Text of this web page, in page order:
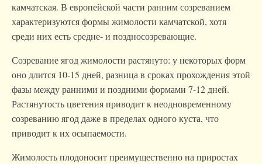
камчатская. В европейской части ранним созреванием
характеризуются формы жимолости камчатской, хотя
среди них есть средне- и поздносозревающие.
Созревание ягод жимолости растянуто: у некоторых форм
оно длится 10-15 дней, разница в сроках прохождения этой
фазы между ранними и поздними формами 7-12 дней.
Растянутость цветения приводит к неодновременному
созреванию ягод даже в пределах одного куста, что
приводит к их осыпаемости.
Жимолость плодоносит преимущественно на приростах